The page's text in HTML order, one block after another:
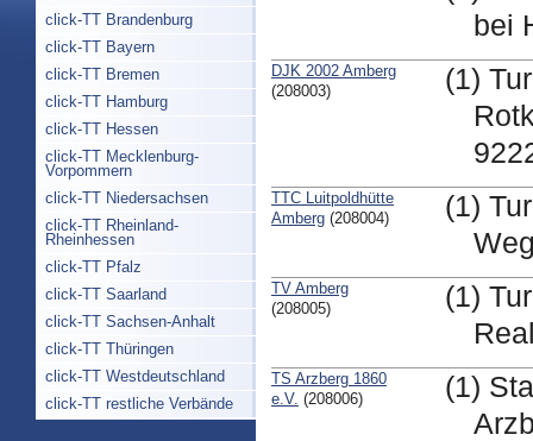
click-TT Brandenburg
click-TT Bayern
click-TT Bremen
click-TT Hamburg
click-TT Hessen
click-TT Mecklenburg-
Vorpommern
click-TT Niedersachsen
click-TT Rheinland-
Rheinhessen
click-TT Pfalz
click-TT Saarland
click-TT Sachsen-Anhalt
click-TT Thüringen
click-TT Westdeutschland
click-TT restliche Verbände
bei
DJK 2002 Amberg
(208003)
(1)
TTC Luitpoldhütte
Amberg(208004)
(1)
TV Amberg
(208005)
(1)
TS Arzberg 1860
e.V. (208006)
(1)